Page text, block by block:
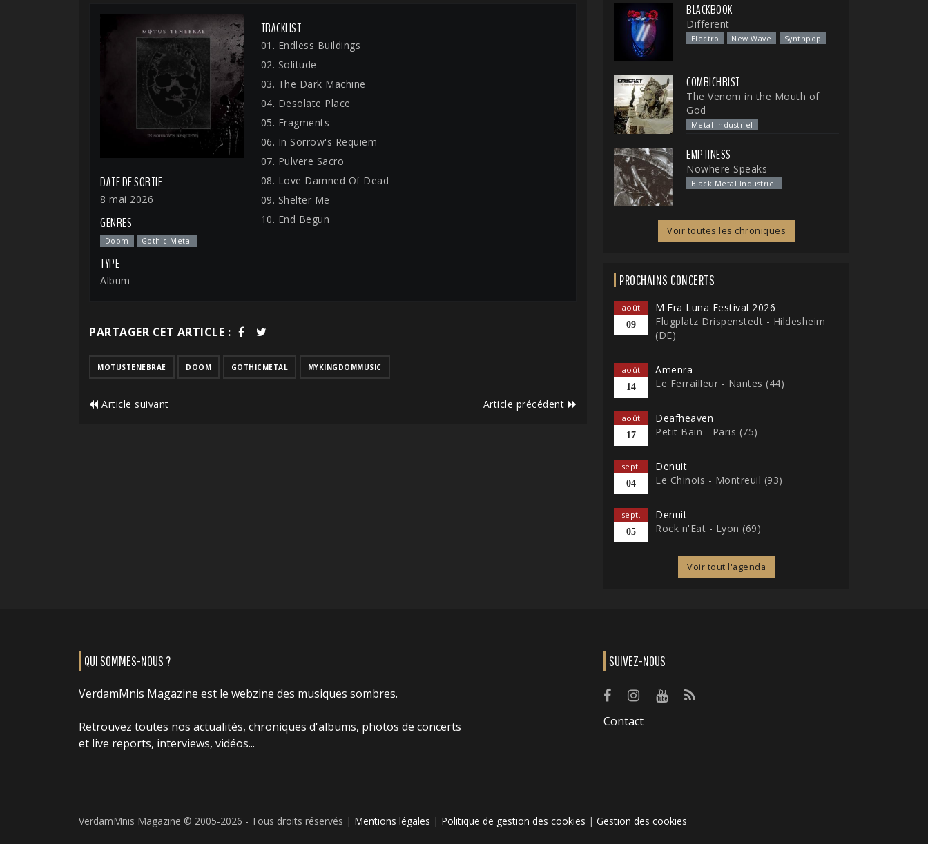
DATE DE SORTIE
8 mai 2026
GENRES
Doom Gothic Metal
TYPE
Album
TRACKLIST
01. Endless Buildings
02. Solitude
03. The Dark Machine
04. Desolate Place
05. Fragments
06. In Sorrow's Requiem
07. Pulvere Sacro
08. Love Damned Of Dead
09. Shelter Me
10. End Begun
PARTAGER CET ARTICLE :
MOTUSTENEBRAE DOOM GOTHICMETAL MYKINGDOMMUSIC
Article suivant Article précédent
BLACKBOOK
Different
Electro New Wave Synthpop
COMBICHRIST
The Venom in the Mouth of
God
Metal Industriel
EMPTINESS
Nowhere Speaks
Black Metal Industriel
Voir toutes les chroniques
PROCHAINS CONCERTS
août
09
M'Era Luna Festival 2026
Flugplatz Drispenstedt - Hildesheim
(DE)
août
14
Amenra
Le Ferrailleur - Nantes (44)
août
17
Deafheaven
Petit Bain - Paris (75)
sept.
04
Denuit
Le Chinois - Montreuil (93)
sept.
05
Denuit
Rock n'Eat - Lyon (69)
Voir tout l'agenda
QUI SOMMES-NOUS ?
VerdamMnis Magazine est le webzine des musiques sombres.
Retrouvez toutes nos actualités, chroniques d'albums, photos de concerts
et live reports, interviews, vidéos...
SUIVEZ-NOUS
Contact
VerdamMnis Magazine © 2005-2026 - Tous droits réservés | Mentions légales | Politique de gestion des cookies | Gestion des cookies